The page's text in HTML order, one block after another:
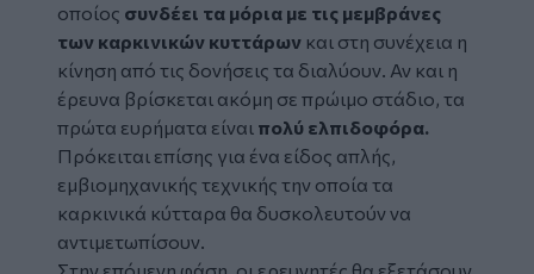
οποίος συνδέει τα μόρια με τις μεμβράνες
των καρκινικών κυττάρων και στη συνέχεια η
κίνηση από τις δονήσεις τα διαλύουν. Αν και η
έρευνα βρίσκεται ακόμη σε πρώιμο στάδιο, τα
πρώτα ευρήματα είναι πολύ ελπιδοφόρα.
Πρόκειται επίσης για ένα είδος απλής,
εμβιομηχανικής τεχνικής την οποία τα
καρκινικά κύτταρα θα δυσκολευτούν να
αντιμετωπίσουν.